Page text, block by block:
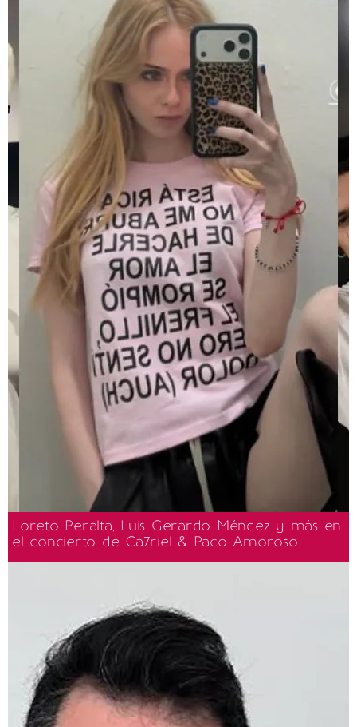
Loreto Peralta, Luis Gerardo Méndez y más en
el concierto de Ca7riel & Paco Amoroso